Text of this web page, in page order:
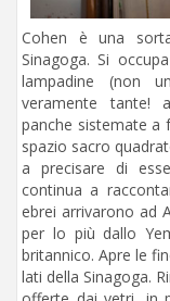
Cohen è una
Sinagoga. Si
lampadine (non
veramente tante!
panche sistemate a
spazio sacro
a precisare di
continua a
ebrei arrivarono ad
per lo più dallo
britannico. Apre le
lati della Sinagoga.